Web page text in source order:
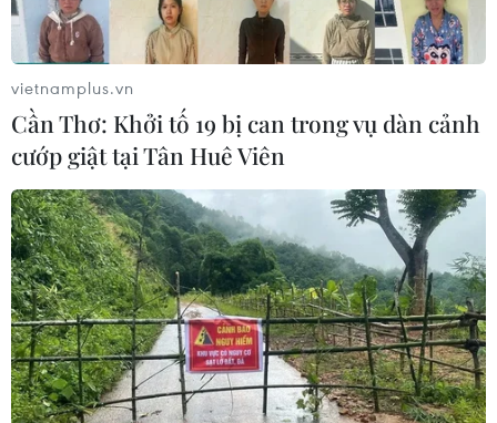
Cảnh báo thủ đoạn lừa đảo đưa lao
động thời vụ sang Hàn Quốc
06/08/2026 04:11
24 năm tù cho 2 vợ chồng tổ
chức “bay lắc” tại Hà Nội
06/08/2026 03:46
Khởi tố thêm 6 đối tượng vụ lập
khống hồ sơ bảo hiểm y tế ở Đắk Lắk
05/08/2026 14:55
vietnamplus.vn
Cần Thơ: Khởi tố 19 bị can trong vụ dàn cảnh
cướp giật tại Tân Huê Viên